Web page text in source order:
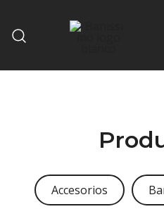
content
Baníssimo
Fine bath design
Accesorios